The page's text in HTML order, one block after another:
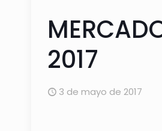
2017
3 de mayo de 2017